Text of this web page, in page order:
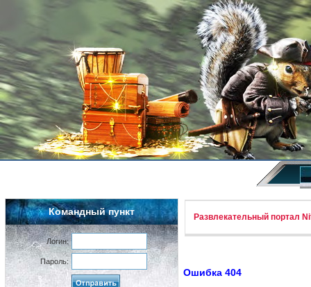
Командный пункт
Логин:
Пароль:
Развлекательный портал
Ошибка 404